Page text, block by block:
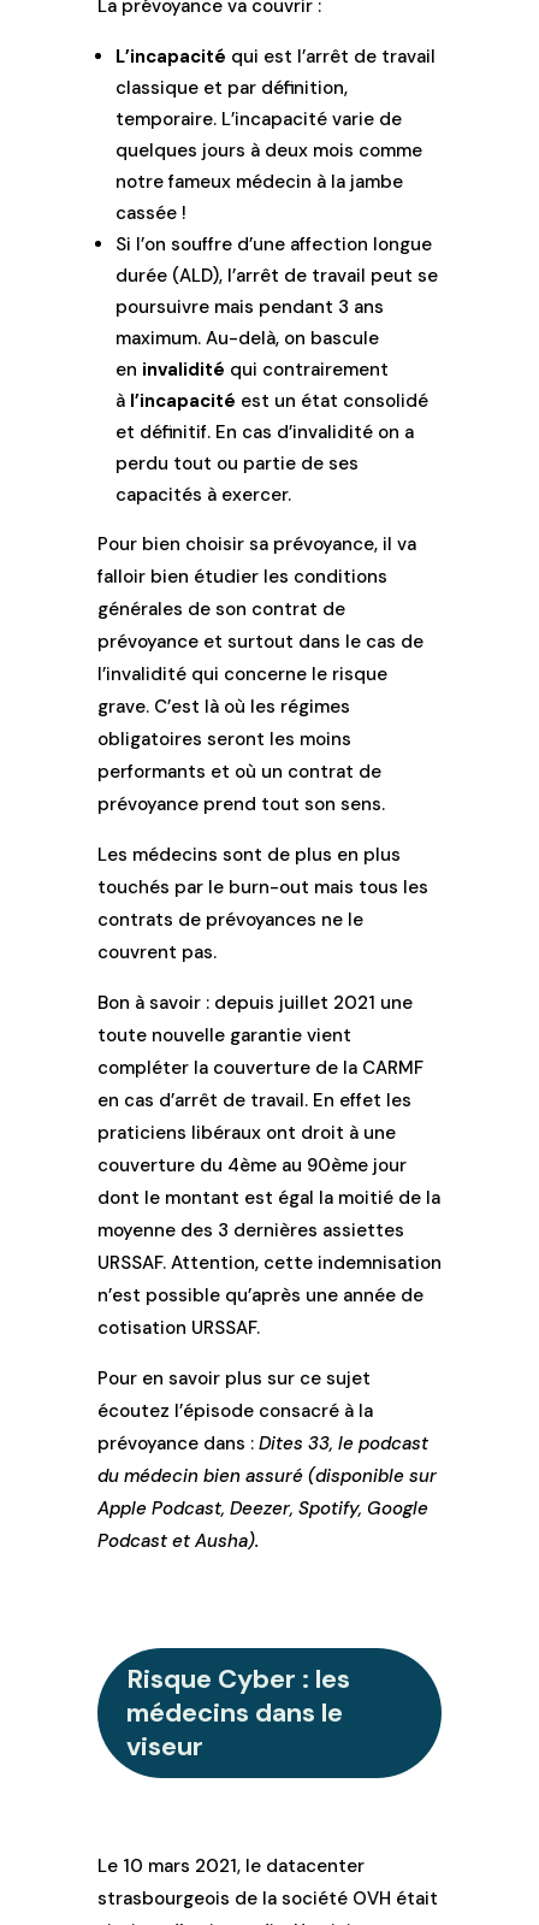
La prévoyance va couvrir :
L’incapacité qui est l’arrêt de travail
classique et par définition,
temporaire. L’incapacité varie de
quelques jours à deux mois comme
notre fameux médecin à la jambe
cassée !
Si l’on souffre d’une affection longue
durée (ALD), l’arrêt de travail peut se
poursuivre mais pendant 3 ans
maximum. Au-delà, on bascule
en invalidité qui contrairement
àl’incapacité est un état consolidé
et définitif. En cas d’invalidité on a
perdu tout ou partie de ses
capacités à exercer.
Pour bien choisir sa prévoyance, il va
falloir bien étudier les conditions
générales de son contrat de
prévoyance et surtout dans le cas de
l’invalidité qui concerne le risque
grave. C’est là où les régimes
obligatoires seront les moins
performants et où un contrat de
prévoyance prend tout son sens.
Les médecins sont de plus en plus
touchés par le burn-out mais tous les
contrats de prévoyances ne le
couvrent pas.
Bon à savoir : depuis juillet 2021 une
toute nouvelle garantie vient
compléter la couverture de la CARMF
en cas d’arrêt de travail. En effet les
praticiens libéraux ont droit à une
couverture du 4ème au 90ème jour
dont le montant est égal la moitié de la
moyenne des 3 dernières assiettes
URSSAF. Attention, cette indemnisation
n’est possible qu’après une année de
cotisation URSSAF.
Pour en savoir plus sur ce sujet
écoutez l’épisode consacré à la
prévoyance dans : Dites 33, le podcast
du médecin bien assuré (disponible sur
Apple Podcast, Deezer, Spotify, Google
Podcast et Ausha).
Risque Cyber : les
médecins dans le
viseur
Le 10 mars 2021, le datacenter
strasbourgeois de la société OVH était